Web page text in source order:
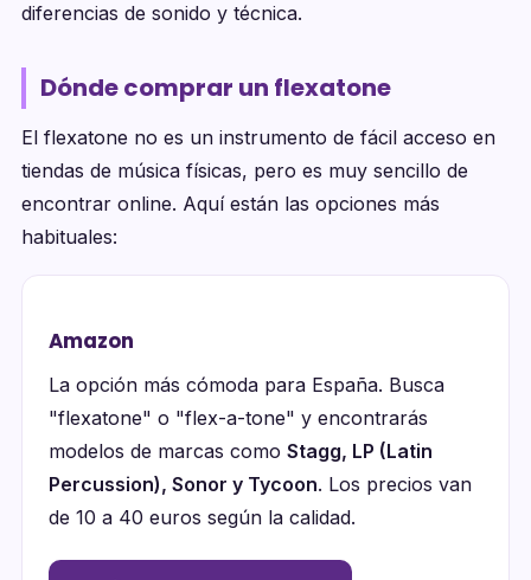
diferencias de sonido y técnica.
Dónde comprar un flexatone
El flexatone no es un instrumento de fácil acceso en
tiendas de música físicas, pero es muy sencillo de
encontrar online. Aquí están las opciones más
habituales:
Amazon
La opción más cómoda para España. Busca
"flexatone" o "flex-a-tone" y encontrarás
modelos de marcas como Stagg, LP (Latin
Percussion), Sonor y Tycoon. Los precios van
de 10 a 40 euros según la calidad.